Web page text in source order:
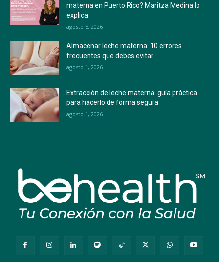
materna en Puerto Rico? Maritza Medina lo
explica
agosto 5, 2026
Almacenar leche materna: 10 errores
frecuentes que debes evitar
agosto 1, 2026
Extracción de leche materna: guía práctica
para hacerlo de forma segura
agosto 1, 2026